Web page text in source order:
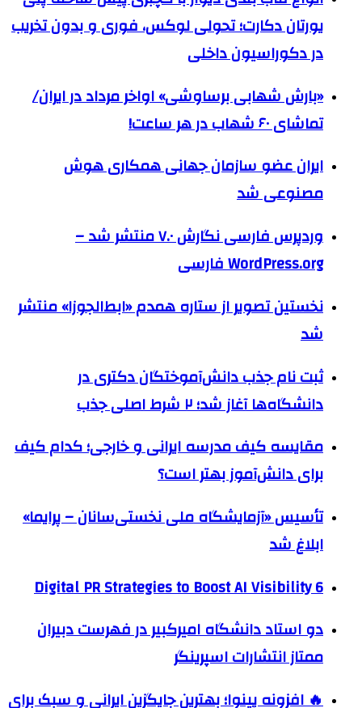
یورتان دکارت؛ تحولی لوکس، فوری و بدون تخریب
در دکوراسیون داخلی
«بارش شهابی برساوشی» اواخر مرداد در ایران/
تماشای ۶۰ شهاب در هر ساعت!
ایران عضو سازمان جهانی همکاری هوش
مصنوعی شد
وردپرس فارسی نگارش ۷.۰ منتشر شد –
WordPress.org فارسی
نخستین تصویر از ستاره همدم «ابط‌الجوزا» منتشر
شد
ثبت نام جذب دانش‌آموختگان دکتری در
دانشگاه‌ها آغاز شد؛ ۲ شرط اصلی جذب
مقایسه کیف مدرسه ایرانی و خارجی؛ کدام کیف
برای دانش‌آموز بهتر است؟
تأسیس «آزمایشگاه ملی نخستی‌سانان – پرایما»
ابلاغ شد
6 Digital PR Strategies to Boost AI Visibility
دو استاد دانشگاه امیرکبیر در فهرست دبیران
ممتاز انتشارات اسپرینگر
🔥 افزونه پینوا؛ بهترین جایگزین ایرانی و سبک برای